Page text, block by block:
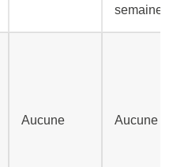
semaine
Aucune Aucune